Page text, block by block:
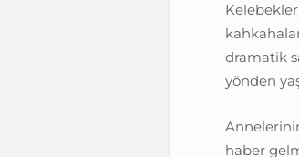
dramatik
yönden
haber